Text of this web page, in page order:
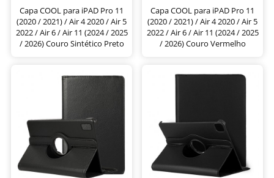
Capa COOL para iPAD Pro 11
(2020 / 2021) / Air 4 2020 / Air 5
2022 / Air 6 / Air 11 (2024 / 2025
/ 2026) Couro Sintético Preto
Capa COOL para iPAD Pro 11
(2020 / 2021) / Air 4 2020 / Air 5
2022 / Air 6 / Air 11 (2024 / 2025
/ 2026) Couro Vermelho